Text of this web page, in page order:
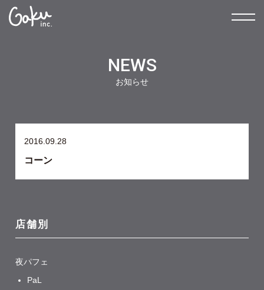
NEWS
お知らせ
2016.09.28
コーン
店舗別
夜パフェ
PaL